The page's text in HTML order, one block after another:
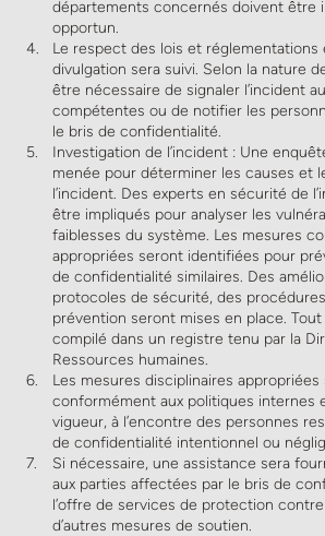
départements concernés doivent être
opportun.
Le respect des lois et réglementations
divulgation sera suivi. Selon la nature
être nécessaire de signaler l’incident
compétentes ou de notifier les
le bris de confidentialité.
Investigation de l’incident : Une
menée pour déterminer les causes et
l’incident. Des experts en sécurité de
être impliqués pour analyser les
faiblesses du système. Les mesures
appropriées seront identifiées pour
de confidentialité similaires. Des
protocoles de sécurité, des
prévention seront mises en place.
compilé dans un registre tenu par la
Ressources humaines.
Les mesures disciplinaires
conformément aux politiques internes
vigueur, à l’encontre des personnes
de confidentialité intentionnel ou
Si nécessaire, une assistance sera
aux parties affectées par le bris de
l’offre de services de protection
d’autres mesures de soutien.